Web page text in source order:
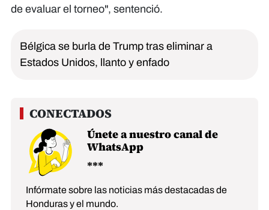
de evaluar el torneo", sentenció.
Bélgica se burla de Trump tras eliminar a
Estados Unidos, llanto y enfado
Únete a nuestro canal de
WhatsApp
Infórmate sobre las noticias más destacadas de
Honduras y el mundo.